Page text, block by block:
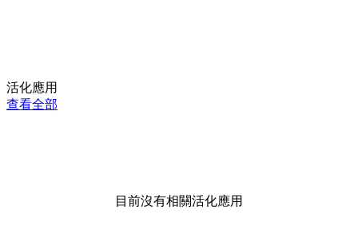
活化應用
查看全部
目前沒有相關活化應用